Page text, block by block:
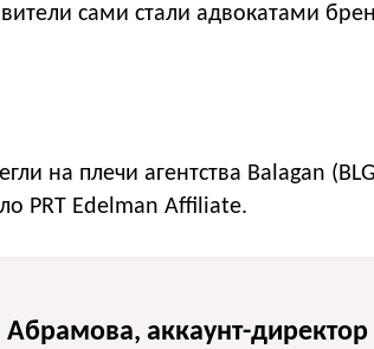
сами стали адвокатами
на плечи агентства Balagan
PRT Edelman Affiliate.
аккаунт-директор